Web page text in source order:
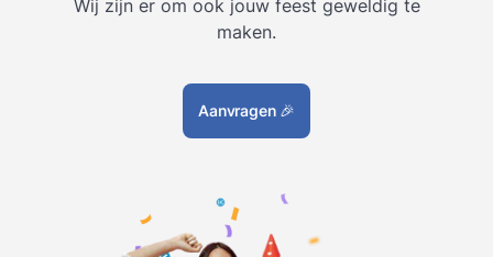
Wij zijn er om ook jouw feest geweldig te
maken.
Aanvragen 🎉